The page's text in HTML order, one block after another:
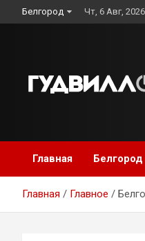
to
Белгород Чт, 6 Авг, 2026
Главная Белгород
Главная Главное